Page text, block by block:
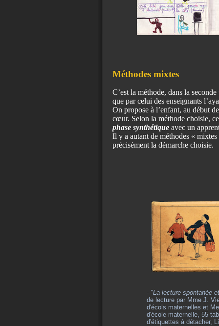
Méthodes mixtes
C’est la méthode, dans la
que par celui des enseignants
On propose à l’enfant, au début
cœur. Selon la méthode choisie,
phase synthétique avec un
Il y a autant de méthodes «
précisément la démarche choisie.
- "La lecture spontanée
de lecture par Mme J.
d'écols maternelles et
d'école maternelle, 55
d'étiquettes à détacher,